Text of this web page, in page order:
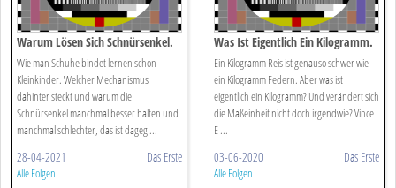
Warum Lösen Sich Schnürsenkel.
Wie man Schuhe bindet lernen schon
Kleinkinder. Welcher Mechanismus
dahinter steckt und warum die
Schnürsenkel manchmal besser halten und
manchmal schlechter, das ist dageg ...
28-04-2021 Das Erste
Alle Folgen
Was Ist Eigentlich Ein Kilogramm.
Ein Kilogramm Reis ist genauso schwer wie
ein Kilogramm Federn. Aber was ist
eigentlich ein Kilogramm? Und verändert sich
die Maßeinheit nicht doch irgendwie? Vince
E ...
03-06-2020 Das Erste
Alle Folgen